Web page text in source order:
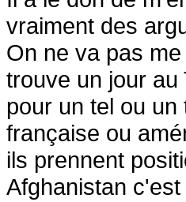
vraiment des
On ne va pas
trouve un jour au
pour un tel ou
française ou
ils prennent
Afghanistan